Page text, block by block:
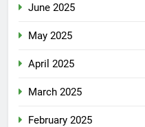
June 2025
May 2025
April 2025
March 2025
February 2025